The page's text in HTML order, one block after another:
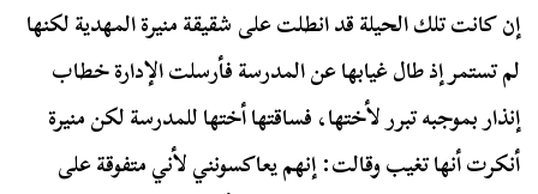
إن كانت تلك الحيلة قد انطلت على شقيقة منيرة المهدية لكنها
لم تستمر إذ طال غيابها عن المدرسة فأرسلت الإدارة خطاب
إنذار بموجبه تبرر لأختها، فساقتها أختها للمدرسة لكن منيرة
أنكرت أنها تغيب وقالت: إنهم يعاكسونني لأني متفوقة على